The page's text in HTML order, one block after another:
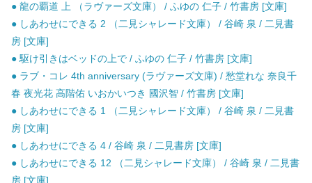
● 龍の覇道 上 （ラヴァーズ文庫） / ふゆの 仁子 / 竹書房 [文庫]
● しあわせにできる 2 （二見シャレード文庫） / 谷崎 泉 / 二見書
房 [文庫]
● 駆け引きはベッドの上で / ふゆの 仁子 / 竹書房 [文庫]
● ラブ・コレ 4th anniversary (ラヴァーズ文庫) / 愁堂れな 奈良千
春 夜光花 高階佑 いおかいつき 國沢智 / 竹書房 [文庫]
● しあわせにできる 1 （二見シャレード文庫） / 谷崎 泉 / 二見書
房 [文庫]
● しあわせにできる 4 / 谷崎 泉 / 二見書房 [文庫]
● しあわせにできる 12 （二見シャレード文庫） / 谷崎 泉 / 二見書
房 [文庫]